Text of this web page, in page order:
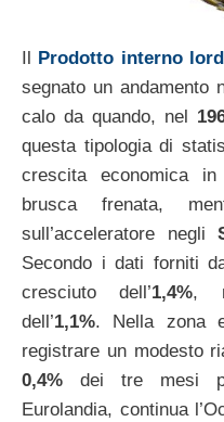
Prodotto interno
segnato un andamento
calo da quando, nel
questa tipologia di
crescita economica in
brusca frenata,
sull’acceleratore negli
Secondo i dati forniti
cresciuto dell’1,4%,
dell’1,1%. Nella zona
registrare un modesto
0,4% dei tre mesi
Eurolandia, continua